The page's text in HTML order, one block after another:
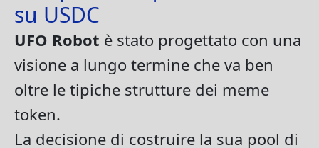
su USDC
UFO Robot è stato progettato con una
visione a lungo termine che va ben
oltre le tipiche strutture dei meme
token.
La decisione di costruire la sua pool di